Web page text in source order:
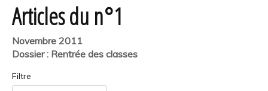
Articles du n°1
Novembre 2011
Dossier : Rentrée des classes
Filtre